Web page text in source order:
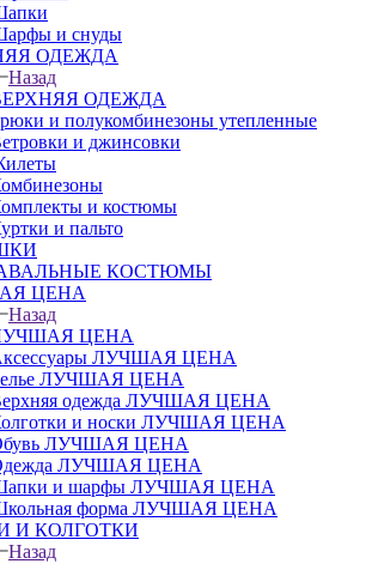
и снуды
ОДЕЖДА
Назад
ОДЕЖДА
и полукомбинезоны утепленные
и джинсовки
и костюмы
и пальто
КОСТЮМЫ
ЦЕНА
Назад
ЦЕНА
ЛУЧШАЯ ЦЕНА
ЛУЧШАЯ ЦЕНА
одежда ЛУЧШАЯ ЦЕНА
и носки ЛУЧШАЯ ЦЕНА
ЛУЧШАЯ ЦЕНА
ЛУЧШАЯ ЦЕНА
и шарфы ЛУЧШАЯ ЦЕНА
форма ЛУЧШАЯ ЦЕНА
И КОЛГОТКИ
Назад